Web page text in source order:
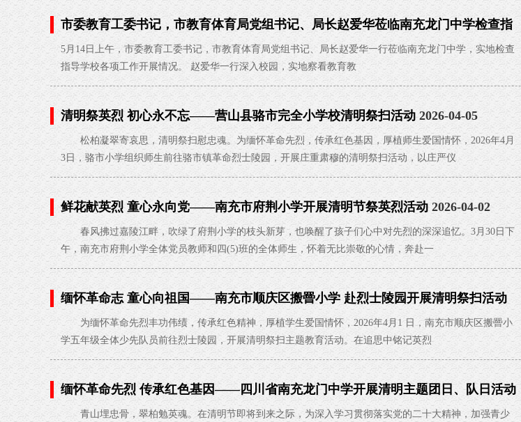
市委教育工委书记，市教育体育局党组书记、局长赵爱华莅临南充龙门中学检查指
导工作
2026-05-15
5月14日上午，市委教育工委书记，市教育体育局党组书记、局长赵爱华一行莅临南充龙门中学，实地检查
指导学校各项工作开展情况。 赵爱华一行深入校园，实地察看教育教
清明祭英烈 初心永不忘——营山县骆市完全小学校清明祭扫活动 2026-04-05
松柏凝翠寄哀思，清明祭扫慰忠魂。为缅怀革命先烈，传承红色基因，厚植师生爱国情怀，2026年4月
3日，骆市小学组织师生前往骆市镇革命烈士陵园，开展庄重肃穆的清明祭扫活动，以庄严仪
鲜花献英烈 童心永向党——南充市府荆小学开展清明节祭英烈活动 2026-04-02
春风拂过嘉陵江畔，吹绿了府荆小学的枝头新芽，也唤醒了孩子们心中对先烈的深深追忆。3月30日下
午，南充市府荆小学全体党员教师和四(5)班的全体师生，怀着无比崇敬的心情，奔赴一
缅怀革命志 童心向祖国——南充市顺庆区搬罾小学 赴烈士陵园开展清明祭扫活动
2026-04-02
为缅怀革命先烈丰功伟绩，传承红色精神，厚植学生爱国情怀，2026年4月1 日，南充市顺庆区搬罾小
学五年级全体少先队员前往烈士陵园，开展清明祭扫主题教育活动。在追思中铭记英烈
缅怀革命先烈 传承红色基因——四川省南充龙门中学开展清明主题团日、队日活动
2026-03-31
青山埋忠骨，翠柏勉英魂。在清明节即将到来之际，为深入学习贯彻落实党的二十大精神，加强青少